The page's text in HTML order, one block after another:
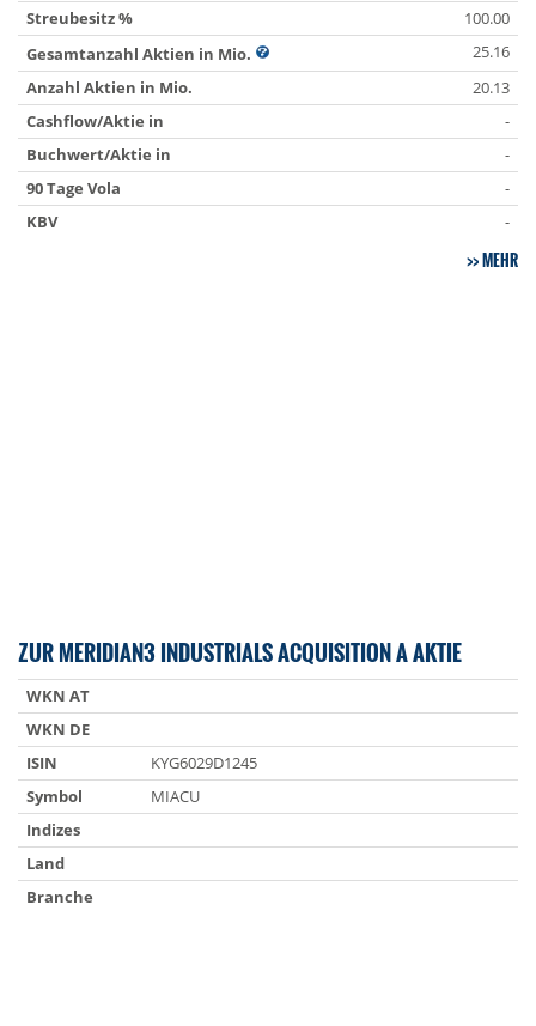
Streubesitz %
100.00
Gesamtanzahl Aktien in Mio.
25.16
Anzahl Aktien in Mio.
20.13
Cashflow/Aktie in
-
Buchwert/Aktie in
-
90 Tage Vola
-
KBV
-
MEHR
ZUR MERIDIAN3 INDUSTRIALS ACQUISITION A AKTIE
WKN AT
WKN DE
ISIN
KYG6029D1245
Symbol
MIACU
Indizes
Land
Branche